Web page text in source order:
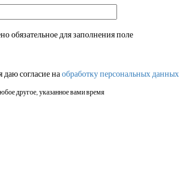
обязательное для заполнения поле
согласие наобработку персональных данных
другое, указанное вами время